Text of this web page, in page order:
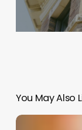
You May Also
Gobierno